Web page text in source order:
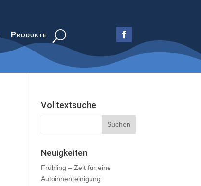
Produkte
Volltextsuche
Neuigkeiten
Frühling – Zeit für eine
Autoinnenreinigung